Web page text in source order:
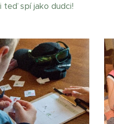
teď spí jako dudci!